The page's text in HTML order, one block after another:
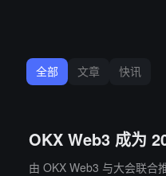
全部 文章 快讯
OKX Web3 成为
由 OKX Web3 与大会联合